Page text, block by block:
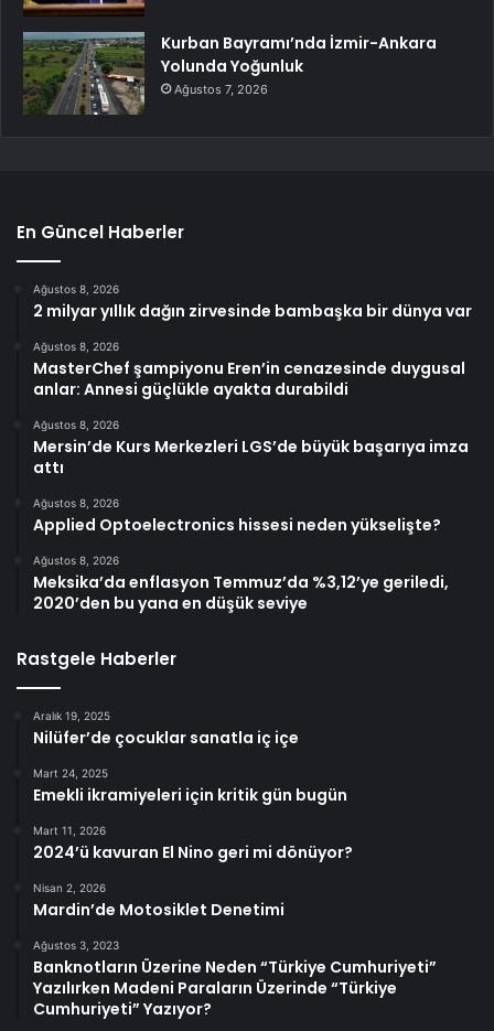
Kurban Bayramı’nda İzmir-Ankara
Yolunda Yoğunluk
Ağustos 7, 2026
En Güncel Haberler
Ağustos 8, 2026
2 milyar yıllık dağın zirvesinde bambaşka bir dünya var
Ağustos 8, 2026
MasterChef şampiyonu Eren’in cenazesinde duygusal
anlar: Annesi güçlükle ayakta durabildi
Ağustos 8, 2026
Mersin’de Kurs Merkezleri LGS’de büyük başarıya imza
attı
Ağustos 8, 2026
Applied Optoelectronics hissesi neden yükselişte?
Ağustos 8, 2026
Meksika’da enflasyon Temmuz’da %3,12’ye geriledi,
2020’den bu yana en düşük seviye
Rastgele Haberler
Aralık 19, 2025
Nilüfer’de çocuklar sanatla iç içe
Mart 24, 2025
Emekli ikramiyeleri için kritik gün bugün
Mart 11, 2026
2024’ü kavuran El Nino geri mi dönüyor?
Nisan 2, 2026
Mardin’de Motosiklet Denetimi
Ağustos 3, 2023
Banknotların Üzerine Neden “Türkiye Cumhuriyeti”
Yazılırken Madeni Paraların Üzerinde “Türkiye
Cumhuriyeti” Yazıyor?